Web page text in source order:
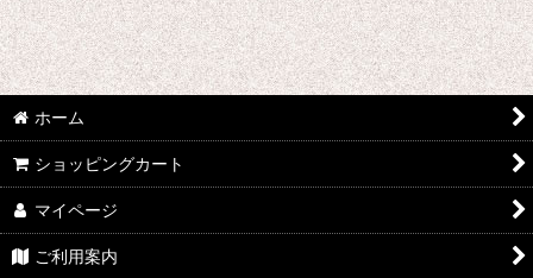
ホーム
ショッピングカート
マイページ
ご利用案内